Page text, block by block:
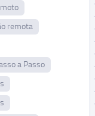
remota
a Passo